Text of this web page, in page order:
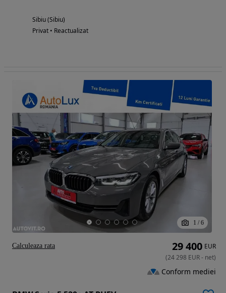
Sibiu (Sibiu)
Privat • Reactualizat
1 / 6
29 400 EUR
(24 298 EUR- net)
Conform mediei
Calculeaza rata